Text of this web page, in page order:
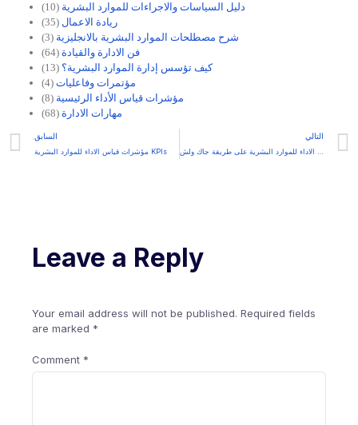
دليل السياسات والاجراءات للموارد البشرية (10)
ريادة الاعمال (35)
شرح مصطلحات الموارد البشرية بالانجليزية (3)
فن الادارة والقيادة (64)
كيف تؤسس إدارة الموارد البشرية؟ (13)
مؤتمرات وفاعليات (4)
مؤشرات قياس الأداء الرئيسية (8)
مهارات الادارة (68)
السابق
مؤشرات قياس الاداء للموارد البشرية KPIs
التالي
Leave a Reply
Your email address will not be published. Required fields
are marked *
Comment *